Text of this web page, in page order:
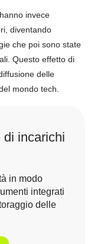
invece
diventando
che poi sono state
Questo effetto di
delle
mondo tech.
di incarichi
in modo
integrati
delle